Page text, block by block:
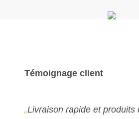
Témoignage client
„Livraison rapide et produits